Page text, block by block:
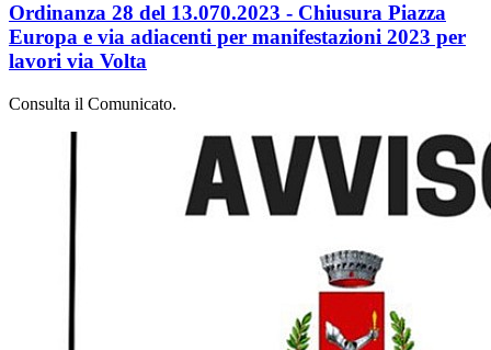
Ordinanza 28 del 13.070.2023 - Chiusura Piazza
Europa e via adiacenti per manifestazioni 2023 per
lavori via Volta
Consulta il Comunicato.